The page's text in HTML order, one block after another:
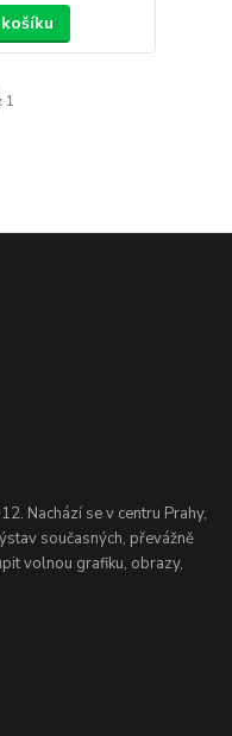
1
Nachází se v centru Prahy,
současných, převážně
volnou grafiku, obrazy,